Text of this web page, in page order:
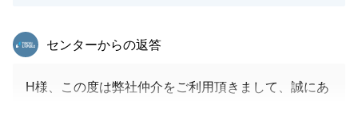
閉じる
東急リバブル
センターからの返答
H様、この度は弊社仲介をご利用頂きまして、誠にあ